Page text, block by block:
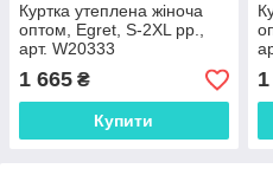
Куртка утеплена жіноча
оптом, Egret, S-2XL рр.,
арт. W20333
1 665 ₴
Купити